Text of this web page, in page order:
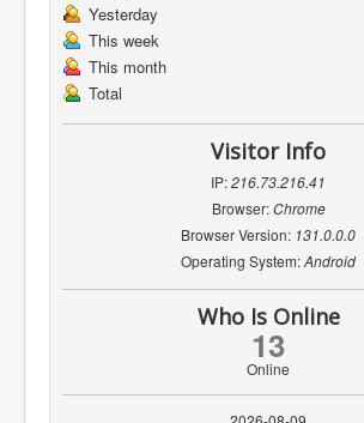
Yesterday
This week
This month
Total
Visitor Info
IP:216.73.216.41
Browser:Chrome
Browser Version: 131.0.0.0
Operating System:Android
Who Is Online
13
Online